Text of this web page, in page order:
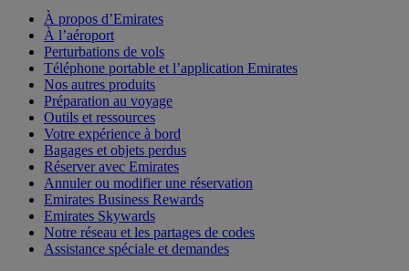
À propos d’Emirates
À l’aéroport
Perturbations de vols
Téléphone portable et l’application Emirates
Nos autres produits
Préparation au voyage
Outils et ressources
Votre expérience à bord
Bagages et objets perdus
Réserver avec Emirates
Annuler ou modifier une réservation
Emirates Business Rewards
Emirates Skywards
Notre réseau et les partages de codes
Assistance spéciale et demandes